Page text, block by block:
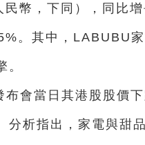
幣，下同），同比
。其中，LABUBU
。
布會當日其港股股價
分析指出，家電與甜